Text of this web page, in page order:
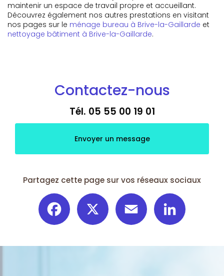
maintenir un espace de travail propre et accueillant.
Découvrez également nos autres prestations en visitant
nos pages sur le ménage bureau à Brive-la-Gaillarde et
nettoyage bâtiment à Brive-la-Gaillarde.
Contactez-nous
Tél. 05 55 00 19 01
Envoyer un message
Partagez cette page sur vos réseaux sociaux
Facebook Email